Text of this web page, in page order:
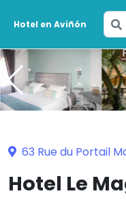
Hotel en Aviñón
63 Rue du Portail
Hotel Le